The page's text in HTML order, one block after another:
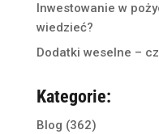
Inwestowanie w
wiedzieć?
Dodatki weselne –
Kategorie:
Blog (362)